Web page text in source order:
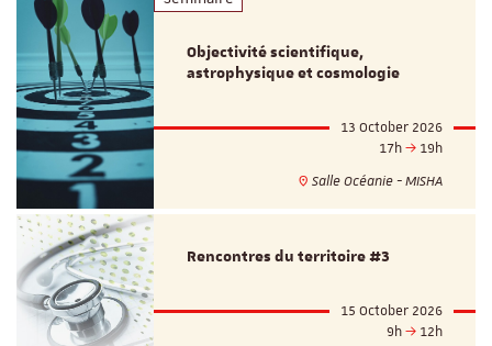
Objectivité scientifique,
astrophysique et cosmologie
13 October 2026
17h
19h
Salle Océanie - MISHA
Rencontres du territoire #3
15 October 2026
9h
12h